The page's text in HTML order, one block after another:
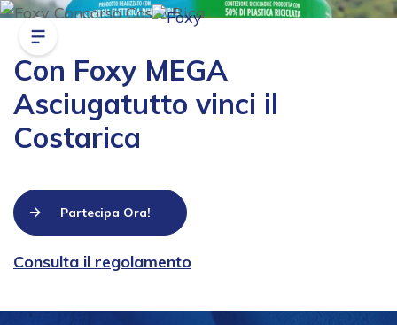
Con Foxy MEGA
Asciugatutto vinci il
Costarica
Partecipa Ora!
Consulta il regolamento